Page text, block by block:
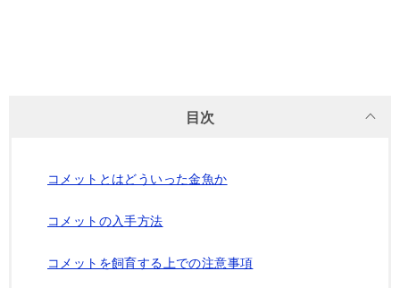
目次
コメットとはどういった金魚か
コメットの入手方法
コメットを飼育する上での注意事項